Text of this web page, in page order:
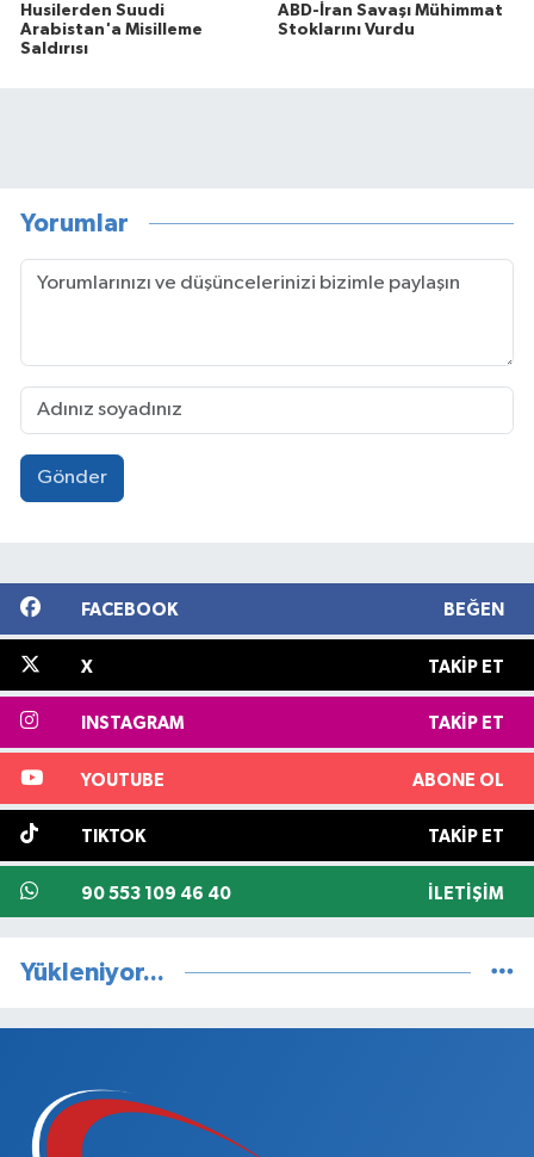
Husilerden Suudi
Arabistan'a Misilleme
Saldırısı
ABD-İran Savaşı Mühimmat
Stoklarını Vurdu
Yorumlar
Gönder
FACEBOOK BEĞEN
X TAKIP ET
INSTAGRAM TAKIP ET
YOUTUBE ABONE OL
TIKTOK TAKIP ET
90 553 109 46 40 İLETIŞIM
Yükleniyor...